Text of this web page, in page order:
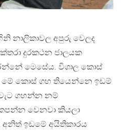
නාලිකාවල අපුරු වෙලද
දුරකථන ජාලයක
මෙසේය. විශාල කොස්
මේ කොස් ගහ තියෙන්නෙ ඉඩම්
ගහන්න නම්
වෙනවා කියලා
ඉඩමේ අයිතිකාරය